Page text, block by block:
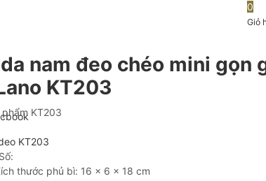
0
Giỏ
nam đeo chéo mini gọn
KT203
phẩm KT203
KT203
thước phủ bì: 16 x 6 x 18 cm